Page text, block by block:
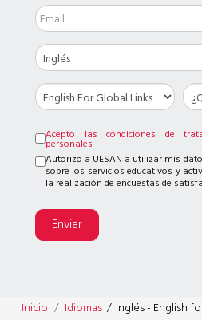
Acepto las condiciones de
personales
Autorizo a UESAN a utilizar mis
sobre los servicios educativos y
la realización de encuestas de
Enviar
Inicio Idiomas / Inglés - English